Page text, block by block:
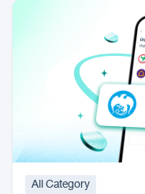
All Category